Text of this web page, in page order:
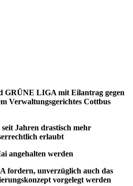
GRÜNE LIGA mit Eilantrag gegen
Verwaltungsgerichtes Cottbus
Jahren drastisch mehr
erlaubt
angehalten werden
fordern, unverzüglich auch das
vorgelegt werden